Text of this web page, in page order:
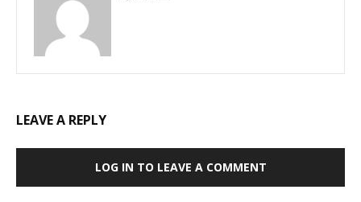
LEAVE A REPLY
LOG IN TO LEAVE A COMMENT